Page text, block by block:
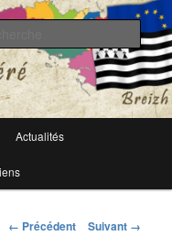
Actualités
Navigation
← Précédent Suivant →